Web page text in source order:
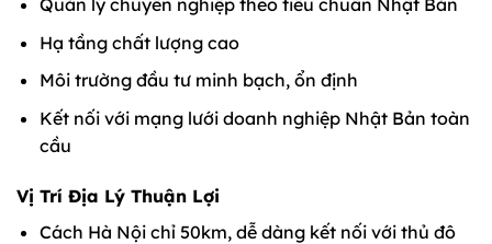
Quản lý chuyên nghiệp theo tiêu chuẩn Nhật Bản
Hạ tầng chất lượng cao
Môi trường đầu tư minh bạch, ổn định
Kết nối với mạng lưới doanh nghiệp Nhật Bản toàn
cầu
Vị Trí Địa Lý Thuận Lợi
Cách Hà Nội chỉ 50km, dễ dàng kết nối với thủ đô